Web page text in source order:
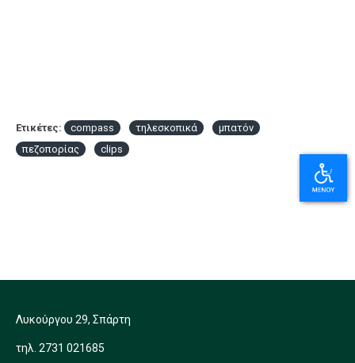
Ετικέτες: compass τηλεσκοπικά
μπατόν
πεζοπορίας
clips
Λυκούργου 29, Σπάρτη
τηλ. 2731 021685